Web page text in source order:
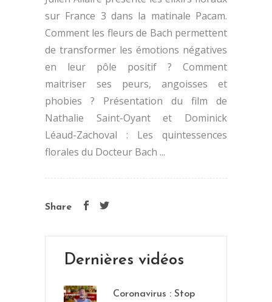
sur France 3 dans la matinale Pacam.
Comment les fleurs de Bach permettent
de transformer les émotions négatives
en leur pôle positif ? Comment
maitriser ses peurs, angoisses et
phobies ? Présentation du film de
Nathalie Saint-Oyant et Dominick
Léaud-Zachoval : Les quintessences
florales du Docteur Bach ...
Share
Dernières vidéos
Coronavirus : Stop